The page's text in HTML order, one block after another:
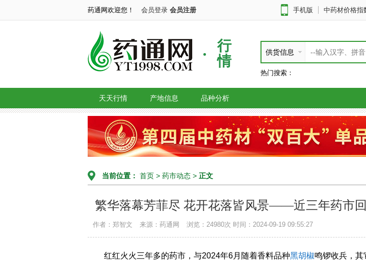
药通网欢迎您！ 会员登录 会员注册 手机版 中药材价格指
行
情
供货信息
热门搜索：
天天行情 产地信息 品种分析
当前位置： 首页 > 药市动态 > 正文
繁华落幕芳菲尽 花开花落皆风景——近三年药市回
作者：郑智文 来源：药通网 浏览：24980次 时间：2024-09-19 09:55:27
红红火火三年多的药市，与2024年6月随着香料品种黑胡椒鸣锣收兵，其